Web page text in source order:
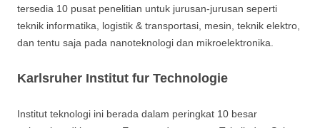
tersedia 10 pusat penelitian untuk jurusan-jurusan seperti
teknik informatika, logistik & transportasi, mesin, teknik elektro,
dan tentu saja pada nanoteknologi dan mikroelektronika.
Karlsruher Institut fur Technologie
Institut teknologi ini berada dalam peringkat 10 besar